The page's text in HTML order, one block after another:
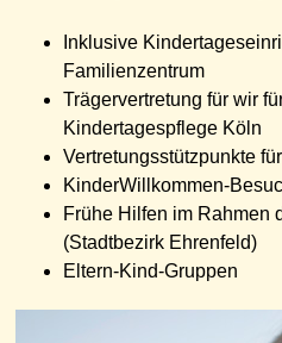
Inklusive
Familienzentrum
Trägervertretung für wir
Kindertagespflege Köln
Vertretungsstützpunkte
KinderWillkommen-
Frühe Hilfen im Rahmen
(Stadtbezirk Ehrenfeld)
Eltern-Kind-Gruppen